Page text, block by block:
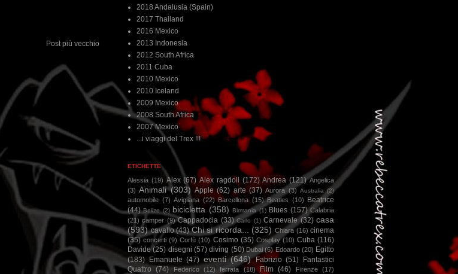
Post più vecchio
2018 Andalusia (Spain)
2017 Thailand
2016 Mexico
2013 Indonesia
2012 South Africa
2011 Cuba
2010 Mexico
2010 Iceland
2009 Mexico
2008 South Africa
2007 Mexico
...i viaggi del Trex !!!
ETICHETTE
Alessia (19) Alex (67) Alex ragdoll (172) Andrea (121) Angelica
(3) Animali (303) Apple (62) arte (37) Aurora (3) Australia (2)
automobile (7) Avigliana (22) Barcellona (15) Beatles (10)
Beatrice
(44) Belize (2) bicicletta (358) Birmania (1) Blues (157) Calabria
(21) camper (9) Cappadocia (33) Carlo (1) Carnevale (32) casa
(593) cavallo (43) Chi si ricorda... (325) Chiara (16) cinema
(35) concerti (9) Corfù (10) Cosimo (35) Cosplay (10) Cuba (116)
Davide (25) disegni (57) diving (50) Dubai (6) Edoardo (20) Egitto
(183)
Emanuele (47) eventi (646) Fabrizio (51)
Fantastici
Quattro (74) Federico (12) ferrata (18) Film (46) Firenze (17)